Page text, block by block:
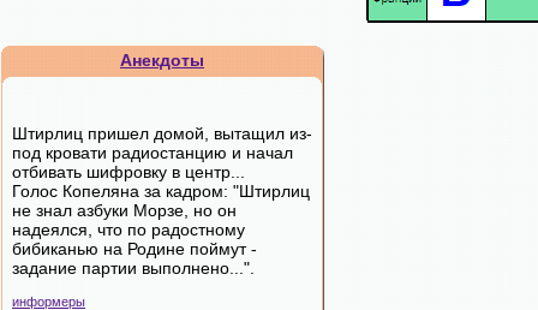
Анекдоты
Штирлиц пришел домой, вытащил из-
под кровати радиостанцию и начал
отбивать шифровку в центр...
Голос Копеляна за кадром: "Штирлиц
не знал азбуки Морзе, но он
надеялся, что по радостному
бибиканью на Родине поймут -
задание партии выполнено...".
информеры